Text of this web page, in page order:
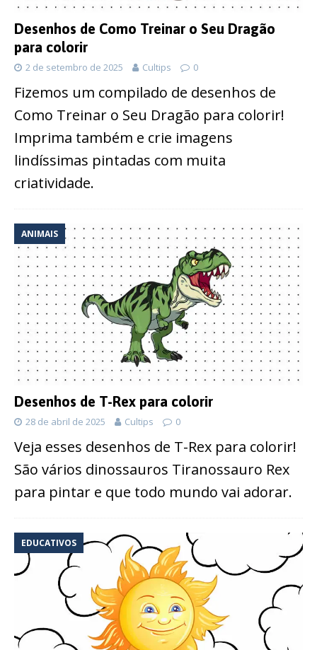
Desenhos de Como Treinar o Seu Dragão
para colorir
2 de setembro de 2025 Cultips 0
Fizemos um compilado de desenhos de
Como Treinar o Seu Dragão para colorir!
Imprima também e crie imagens
lindíssimas pintadas com muita
criatividade.
ANIMAIS
Desenhos de T-Rex para colorir
28 de abril de 2025 Cultips 0
Veja esses desenhos de T-Rex para colorir!
São vários dinossauros Tiranossauro Rex
para pintar e que todo mundo vai adorar.
EDUCATIVOS